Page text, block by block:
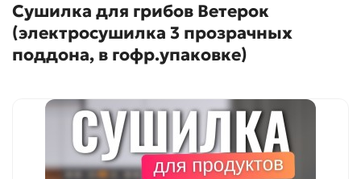
Сушилка для грибов Ветерок
(электросушилка 3 прозрачных
поддона, в гофр.упаковке)